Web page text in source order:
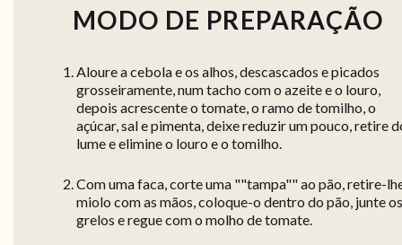
MODO DE PREPARAÇÃO
Aloure a cebola e os alhos, descascados e picados
grosseiramente, num tacho com o azeite e o louro,
depois acrescente o tomate, o ramo de tomilho, o
açúcar, sal e pimenta, deixe reduzir um pouco, retire
lume e elimine o louro e o tomilho.
Com uma faca, corte uma ""tampa"" ao pão, retire-
miolo com as mãos, coloque-o dentro do pão, junte os
grelos e regue com o molho de tomate.